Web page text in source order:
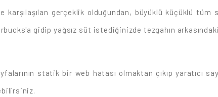
karşılaşılan gerçeklik olduğundan, büyüklü küçüklü
gidip yağsız süt istediğinizde tezgahın
statik bir web hatası olmaktan çıkıp yaratıcı